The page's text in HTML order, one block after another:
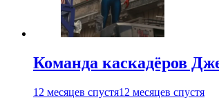
Команда каскадёров
12 месяцев спустя12 месяцев спустя